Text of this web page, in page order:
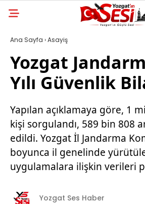
Ana Sayfa ›Asayiş
Yozgat
Yılı Güvenlik
Yapılan açıklamaya göre, 1
kişi sorgulandı, 589 bin 808
edildi. Yozgat İl Jandarma
boyunca il genelinde
uygulamalara ilişkin verileri
Yozgat Ses Haber